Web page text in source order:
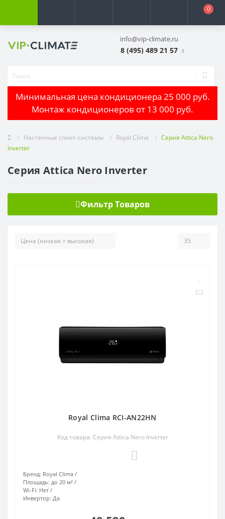
0
info@vip-climate.ru
8 (495) 489 21 57
Минимальная цена кондиционера 25 000 руб.
Монтаж кондиционеров от 13 000 руб.
Настенные сплит-системы Royal Clima
Серия Attica Nero
Inverter
Серия Attica Nero Inverter
Фильтр Товаров
Royal Clima RCI-AN22HN
Код товара: Серия Attica Nero Inverter
Бренд: Royal Clima
Площадь: до 20 м²
Wi-Fi: Нет
Инвертор: Да